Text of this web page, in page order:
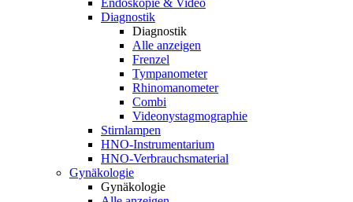
Endoskopie & Video
Diagnostik
Diagnostik
Alle anzeigen
Frenzel
Tympanometer
Rhinomanometer
Combi
Videonystagmographie
Stirnlampen
HNO-Instrumentarium
HNO-Verbrauchsmaterial
Gynäkologie
Gynäkologie